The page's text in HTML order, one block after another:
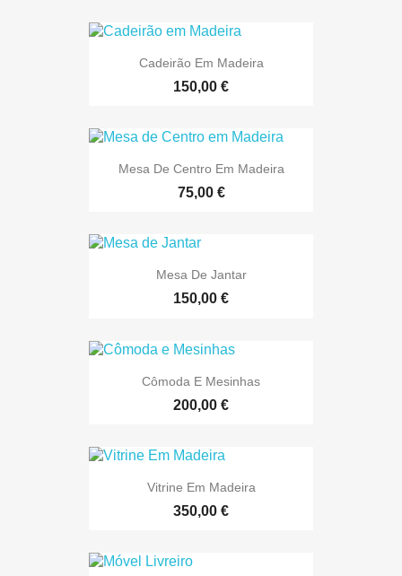
Cadeirão Em Madeira
150,00 €
Mesa De Centro Em Madeira
75,00 €
Mesa De Jantar
150,00 €
Cômoda E Mesinhas
200,00 €
Vitrine Em Madeira
350,00 €